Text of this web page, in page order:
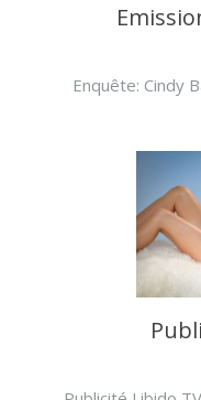
Enquête: Cindy